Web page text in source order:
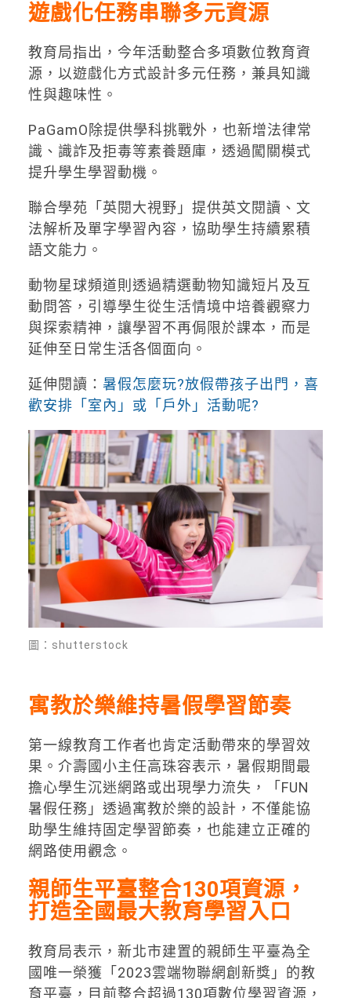
遊戲化任務串聯多元資源
教育局指出，今年活動整合多項數位教育資
源，以遊戲化方式設計多元任務，兼具知識
性與趣味性。
PaGamO除提供學科挑戰外，也新增法律常
識、識詐及拒毒等素養題庫，透過闖關模式
提升學生學習動機。
聯合學苑「英閱大視野」提供英文閱讀、文
法解析及單字學習內容，協助學生持續累積
語文能力。
動物星球頻道則透過精選動物知識短片及互
動問答，引導學生從生活情境中培養觀察力
與探索精神，讓學習不再侷限於課本，而是
延伸至日常生活各個面向。
延伸閱讀： 暑假怎麼玩?放假帶孩子出門，喜
歡安排「室內」或「戶外」活動呢?
圖：shutterstock
寓教於樂維持暑假學習節奏
第一線教育工作者也肯定活動帶來的學習效
果。介壽國小主任高珠容表示，暑假期間最
擔心學生沉迷網路或出現學力流失，「FUN
暑假任務」透過寓教於樂的設計，不僅能協
助學生維持固定學習節奏，也能建立正確的
網路使用觀念。
親師生平臺整合130項資源，
打造全國最大教育學習入口
教育局表示，新北市建置的親師生平臺為全
國唯一榮獲「2023雲端物聯網創新獎」的教
育平臺，目前整合超過130項數位學習資源，